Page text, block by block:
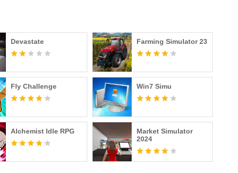
Devastate Farming Simulator 23
Fly Challenge Win7 Simu
Alchemist Idle RPG
Market Simulator
2024